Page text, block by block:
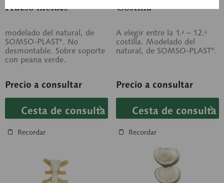
Hueso hioides
modelado del natural, de
SOMSO-PLAST®. No
desmontable. Sobre soporte
con peana verde.
Precio a consultar
Cesta de consulta
Recordar
Costilla
A elegir entre la 1.ª – 12.ª
costilla. Modelado del
natural, de SOMSO-PLAST®.
Precio a consultar
Cesta de consulta
Recordar